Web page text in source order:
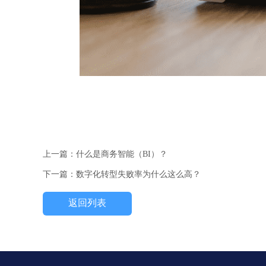
上一篇：什么是商务智能（BI）？
下一篇：数字化转型失败率为什么这么高？
返回列表